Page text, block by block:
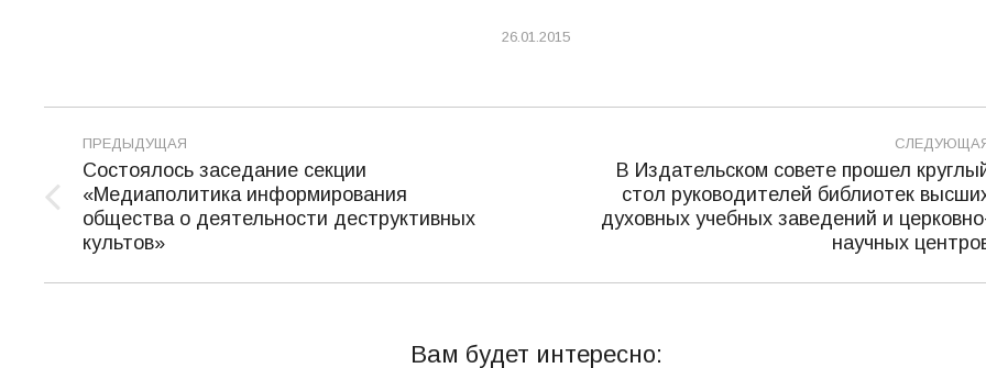
26.01.2015
Навигация
по
записям
ПРЕДЫДУЩАЯ
Предыдущая
запись:
Cостоялось заседание секции
«Медиаполитика информирования
общества о деятельности деструктивных
культов»
Следующая
запись:
В Издательском совете прошел
стол руководителей библиотек
духовных учебных заведений и
научных
Вам будет интересно: